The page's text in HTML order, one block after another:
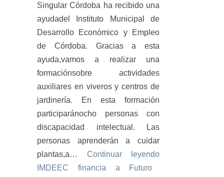
Singular Córdoba ha recibido una
ayudadel Instituto Municipal de
Desarrollo Económico y Empleo
de Córdoba. Gracias a esta
ayuda,vamos a realizar una
formaciónsobre actividades
auxiliares en viveros y centros de
jardinería. En esta formación
participaránocho personas con
discapacidad intelectual. Las
personas aprenderán a cuidar
plantas,a… Continuar leyendo
IMDEEC financia a Futuro